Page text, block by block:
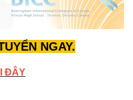
NGAY.
ĐÂY